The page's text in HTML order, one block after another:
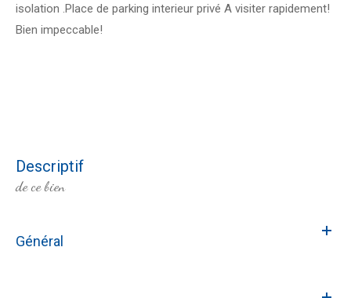
isolation .Place de parking interieur privé A visiter rapidement!
Bien impeccable!
descriptif
de ce bien
Général